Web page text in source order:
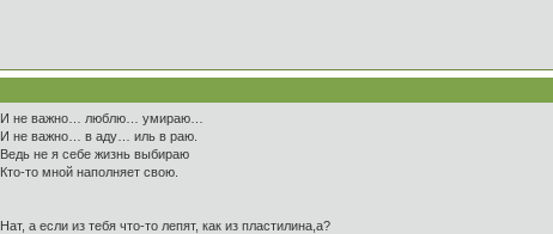
И не важно… люблю… умираю…
И не важно… в аду… иль в раю.
Ведь не я себе жизнь выбираю
Кто-то мной наполняет свою.
Нат, а если из тебя что-то лепят, как из пластилина,а?